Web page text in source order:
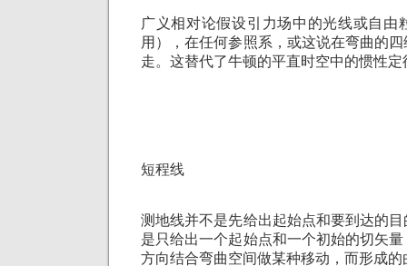
广义相对论假设引力场中的光线或自由
用），在任何参照系，或这说在弯曲的
走。这替代了牛顿的平直时空中的惯性定
短程线
测地线并不是先给出起始点和要到达的
是只给出一个起始点和一个初始的切矢
方向结合弯曲空间做某种移动，而形成的